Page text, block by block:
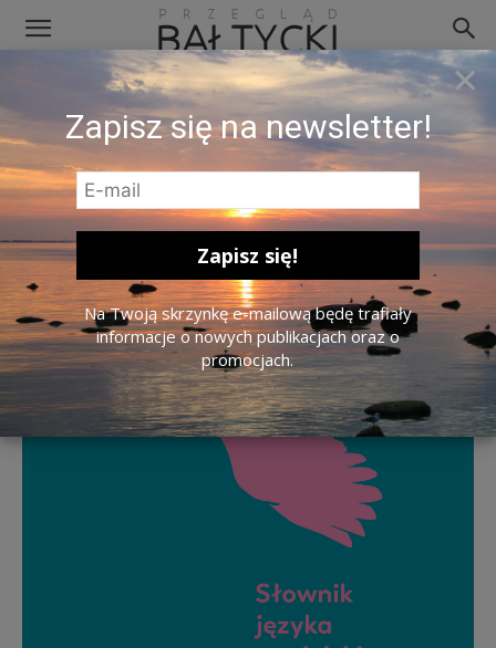
Slownik Jezyka Angielskiego Akvilina
Cicenaite
×
Zapisz się na newsletter!
Na Twoją skrzynkę e-mailową będę trafiały
informacje o nowych publikacjach oraz o
promocjach.